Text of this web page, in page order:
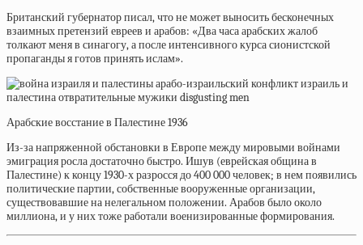
Британский губернаторписал, что не может выносить бесконечных
взаимных претензий евреев и арабов: «Два часа арабских жалоб
толкают меня в синагогу, а после интенсивного курса сионистской
пропаганды я готов принять ислам».
Арабские восстание в Палестине 1936
Из-за напряженной обстановки в Европе между мировыми войнами
эмиграция росла достаточно быстро. Ишув (еврейская община в
Палестине) к концу 1930-хразроссядо 400 000 человек; в нем появились
политические партии, собственные вооруженные организации,
существовавшие на нелегальном положении. Арабов было около
миллиона, и у них тоже работали военизированные формирования.